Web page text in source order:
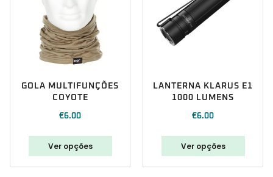
GOLA MULTIFUNÇÕES
COYOTE
€6.00
Ver opções
LANTERNA KLARUS E1
1000 LUMENS
€6.00
Ver opções